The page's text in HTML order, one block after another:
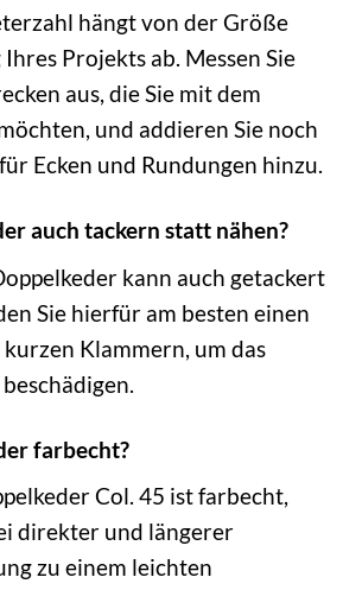
hängt von der Größe
Projekts ab. Messen Sie
aus, die Sie mit dem
und addieren Sie noch
Ecken und Rundungen hinzu.
auch tackern statt nähen?
kann auch getackert
Sie hierfür am besten einen
Klammern, um das
farbecht?
Col. 45 ist farbecht,
direkter und längerer
zu einem leichten